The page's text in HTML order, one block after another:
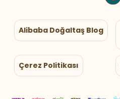
Alibaba Doğaltaş Blog
Çerez Politikası